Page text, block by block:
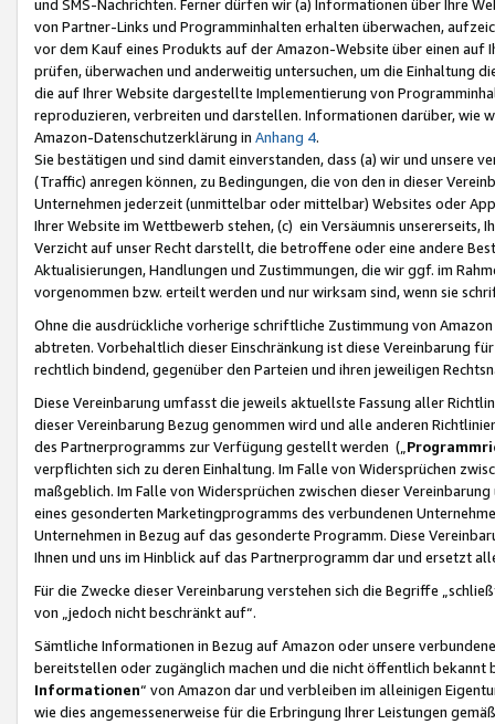
und SMS-Nachrichten. Ferner dürfen wir (a) Informationen über Ihre
von Partner-Links und Programminhalten erhalten überwachen,
vor dem Kauf eines Produkts auf der Amazon-Website über einen
prüfen, überwachen und anderweitig untersuchen, um die Einhaltung
die auf Ihrer Website dargestellte Implementierung von
reproduzieren, verbreiten und darstellen. Informationen darüber, wie
Amazon-Datenschutzerklärung in Anhang 4.
Sie bestätigen und sind damit einverstanden, dass (a) wir und
(Traffic) anregen können, zu Bedingungen, die von den in dieser
Unternehmen jederzeit (unmittelbar oder mittelbar) Websites oder
Ihrer Website im Wettbewerb stehen, (c) ein Versäumnis unsererseits,
Verzicht auf unser Recht darstellt, die betroffene oder eine andere
Aktualisierungen, Handlungen und Zustimmungen, die wir ggf. im
vorgenommen bzw. erteilt werden und nur wirksam sind, wenn sie
Ohne die ausdrückliche vorherige schriftliche Zustimmung von
abtreten. Vorbehaltlich dieser Einschränkung ist diese Vereinbarung
rechtlich bindend, gegenüber den Parteien und ihren jeweiligen
Diese Vereinbarung umfasst die jeweils aktuellste Fassung aller
dieser Vereinbarung Bezug genommen wird und alle anderen
des Partnerprogramms zur Verfügung gestellt werden („
verpflichten sich zu deren Einhaltung. Im Falle von Widersprüchen
maßgeblich. Im Falle von Widersprüchen zwischen dieser
eines gesonderten Marketingprogramms des verbundenen
Unternehmen in Bezug auf das gesonderte Programm. Diese
Ihnen und uns im Hinblick auf das Partnerprogramm dar und ersetzt
Für die Zwecke dieser Vereinbarung verstehen sich die Begriffe
von „jedoch nicht beschränkt auf“.
Sämtliche Informationen in Bezug auf Amazon oder unsere
bereitstellen oder zugänglich machen und die nicht öffentlich
Informationen“ von Amazon dar und verbleiben im alleinigen
wie dies angemessenerweise für die Erbringung Ihrer Leistungen